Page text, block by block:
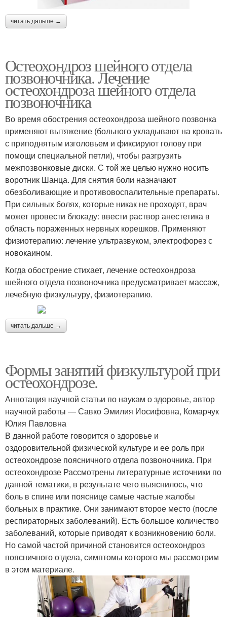
читать дальше →
Остеохондроз шейного отдела
позвоночника. Лечение
остеохондроза шейного отдела
позвоночника
Во время обострения остеохондроза шейного позвонка
применяют вытяжение (больного укладывают на кровать
с приподнятым изголовьем и фиксируют голову при
помощи специальной петли), чтобы разгрузить
межпозвонковые диски. С той же целью нужно носить
воротник Шанца. Для снятия боли назначают
обезболивающие и противовоспалительные препараты.
При сильных болях, которые никак не проходят, врач
может провести блокаду: ввести раствор анестетика в
область пораженных нервных корешков. Применяют
физиотерапию: лечение ультразвуком, электрофорез с
новокаином.
Когда обострение стихает, лечение остеохондроза
шейного отдела позвоночника предусматривает массаж,
лечебную физкультуру, физиотерапию.
читать дальше →
Формы занятий физкультурой при
остеохондрозе.
Аннотация научной статьи по наукам о здоровье, автор
научной работы — Савко Эмилия Иосифовна, Комарчук
Юлия Павловна
В данной работе говорится о здоровье и
оздоровительной физической культуре и ее роль при
остеохондрозе поясничного отдела позвоночника. При
остеохондрозе Рассмотрены литературные источники по
данной тематики, в результате чего выяснилось, что
боль в спине или пояснице самые частые жалобы
больных в практике. Они занимают второе место (после
респираторных заболеваний). Есть большое количество
заболеваний, которые приводят к возникновению боли.
Но самой частой причиной становится остеохондроз
поясничного отдела, симптомы которого мы рассмотрим
в этом материале.